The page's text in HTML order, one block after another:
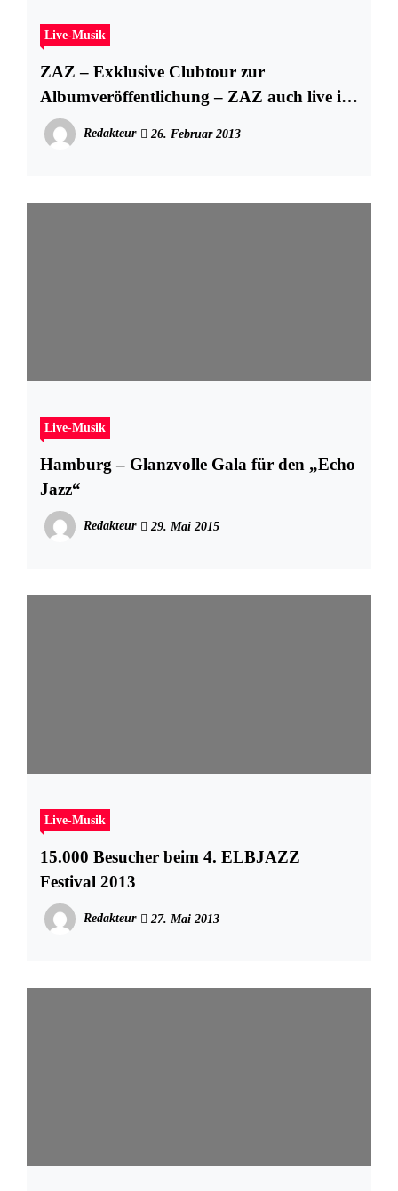
Live-Musik
ZAZ – Exklusive Clubtour zur
Albumveröffentlichung – ZAZ auch live in
Hamburg
Redakteur 26. Februar 2013
Live-Musik
Hamburg – Glanzvolle Gala für den „Echo
Jazz“
Redakteur 29. Mai 2015
Live-Musik
15.000 Besucher beim 4. ELBJAZZ
Festival 2013
Redakteur 27. Mai 2013